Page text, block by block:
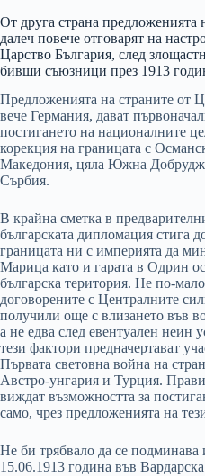
От друга страна предложенията
далеч повече отговарят на
Царство България, след
бивши съюзници през 1913
Предложенията на страните от
вече Германия, дават
постигането на националните
корекция на границата с
Македония, цяла Южна
Сърбия.
В крайна сметка в
българската дипломация стига
границата ни с империята да
Марица като и гарата в Одрин
българска територия. Не по-
договорените с Централните
получили още с влизането във
а не едва след евентуален неин
тези фактори предначертават
Първата световна война на
Австро-унгария и Турция.
виждат възможността за
само, чрез предложенията на
Не би трябвало да се подминава
15.06.1913 година във